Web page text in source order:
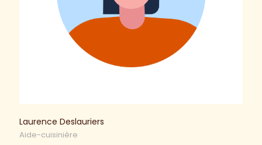
Laurence Deslauriers
Aide-cuisinière